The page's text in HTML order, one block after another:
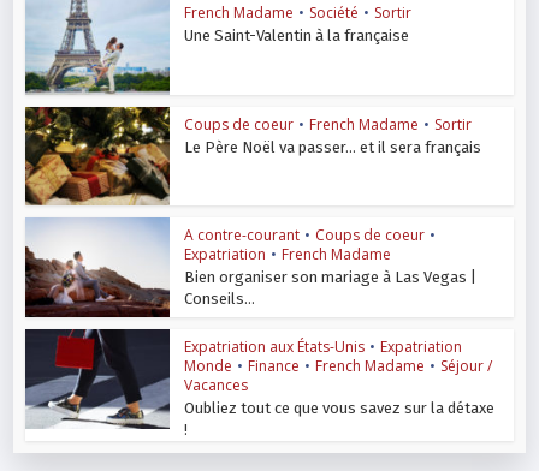
French Madame • Société • Sortir
Une Saint-Valentin à la française
Coups de coeur • French Madame • Sortir
Le Père Noël va passer… et il sera français
A contre-courant • Coups de coeur •
Expatriation • French Madame
Bien organiser son mariage à Las Vegas |
Conseils...
Expatriation aux États-Unis • Expatriation
Monde • Finance • French Madame • Séjour /
Vacances
Oubliez tout ce que vous savez sur la détaxe
!